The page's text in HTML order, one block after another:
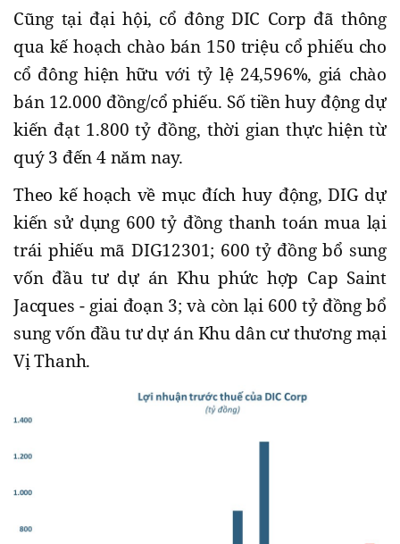
Cũng tại đại hội, cổ đông DIC Corp đã thông
qua kế hoạch chào bán 150 triệu cổ phiếu cho
cổ đông hiện hữu với tỷ lệ 24,596%, giá chào
bán 12.000 đồng/cổ phiếu. Số tiền huy động dự
kiến đạt 1.800 tỷ đồng, thời gian thực hiện từ
quý 3 đến 4 năm nay.
Theo kế hoạch về mục đích huy động, DIG dự
kiến sử dụng 600 tỷ đồng thanh toán mua lại
trái phiếu mã DIG12301; 600 tỷ đồng bổ sung
vốn đầu tư dự án Khu phức hợp Cap Saint
Jacques - giai đoạn 3; và còn lại 600 tỷ đồng bổ
sung vốn đầu tư dự án Khu dân cư thương mại
Vị Thanh.